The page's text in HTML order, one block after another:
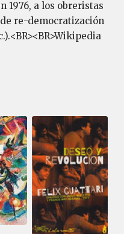
1976, a los obreristas
re-democratización